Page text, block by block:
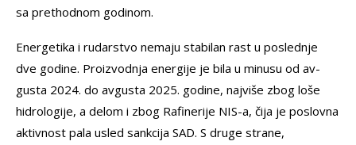
sa prethodnom godinom.
Energetika i rudarstvo nemaju stabilan rast u poslednje
dve godine. Proizvodnja energije je bila u minusu od av-
gusta 2024. do avgusta 2025. godine, najviše zbog loše
hidrologije, a delom i zbog Rafinerije NIS-a, čija je poslovna
aktivnost pala usled sankcija SAD. S druge strane,